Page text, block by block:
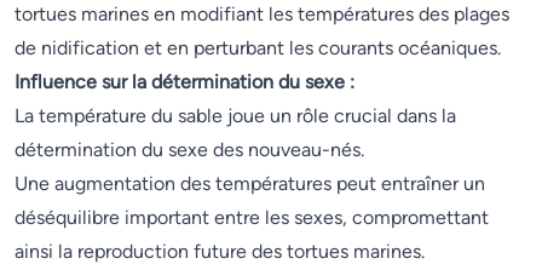
tortues marines en modifiant les températures des plages
de nidification et en perturbant les courants océaniques.
Influence sur la détermination du sexe :
La température du sable joue un rôle crucial dans la
détermination du sexe des nouveau-nés.
Une augmentation des températures peut entraîner un
déséquilibre important entre les sexes, compromettant
ainsi la reproduction future des tortues marines.